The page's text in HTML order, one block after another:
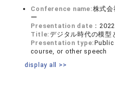
Conference name:株式会
ー
Presentation date：
Title:デジタル時代の模型
Presentation type:
course, or other speech
display all >>